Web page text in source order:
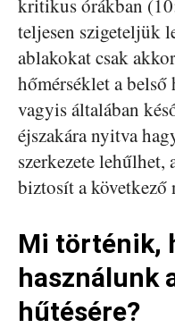
kritikus órákban
teljesen szigeteljük
ablakokat csak
hőmérséklet a
vagyis általában
éjszakára nyitva
szerkezete
biztosít a következő
Mi történik,
használunk
hűtésére?